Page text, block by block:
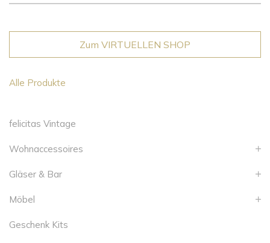
Zum VIRTUELLEN SHOP
Alle Produkte
felicitas Vintage
Wohnaccessoires
Gläser & Bar
Möbel
Geschenk Kits